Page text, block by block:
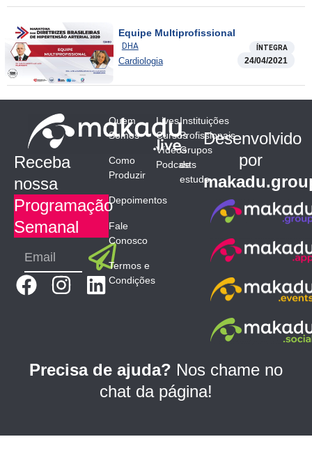
Equipe Multiprofissional
DHA ÍNTEGRA
Cardiologia 24/04/2021
Receba
nossa
Programação
Semanal
Email Submit
F
b
k
I
a
a
L
e
d
n
Quem
Somos
Como
Produzir
Depoimentos
Fale
Conosco
Termos e
Condições
Lives
Cursos
Vídeos
Podcasts
Instituições
Profissionais
Grupos
de
estudo
Desenvolvido
por
Precisa de ajuda? Nos chame no
chat da página!